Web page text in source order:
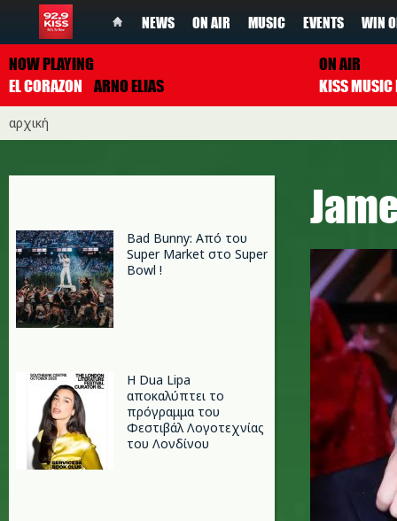
NEWS ON AIR MUSIC EVENTS WIN
NOW PLAYING
EL CORAZON
ARNO ELIAS
ON AIR
αρχική
Bad Bunny: Από του
Super Market στο Super
Bowl !
Η Dua Lipa
αποκαλύπτει το
πρόγραμμα του
Φεστιβάλ Λογοτεχνίας
του Λονδίνου